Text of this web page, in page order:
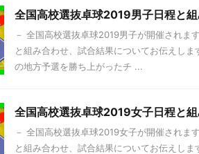
全国高校選抜卓球2019男子日程と
－ 全国高校選抜卓球2019男子が開催されま
と組み合わせ、試合結果についてお伝えし
の地方予選を勝ち上がったチ ...
全国高校選抜卓球2019女子日程と
－ 全国高校選抜卓球2019女子が開催されま
と組み合わせ、試合結果についてお伝えし